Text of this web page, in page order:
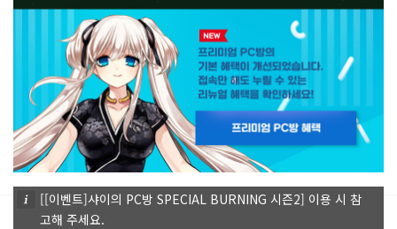
[[이벤트]샤이의 PC방 SPECIAL BURNING 시즌2] 이용 시 참
고해 주세요.